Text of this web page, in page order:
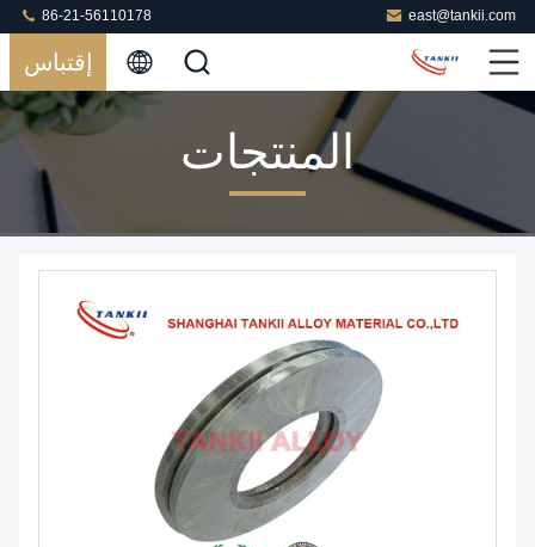
east@tankii.com
86-21-56110178
إقتباس
المنتجات